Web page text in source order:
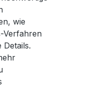
wie
Verfahren